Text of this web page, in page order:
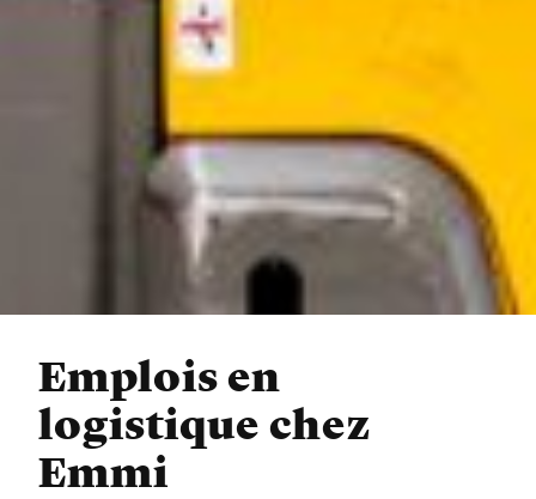
Emplois en
logistique chez
Emmi